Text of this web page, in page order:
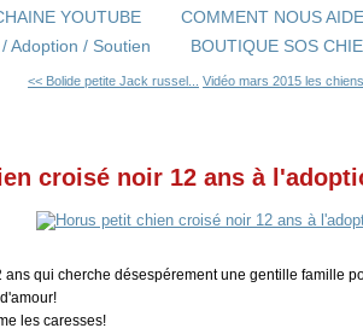
YOUTUBE COMMENT NOUS
Adoption / Soutien
BOUTIQUE SOS
<< Bolide petite Jack russel... Vidéo mars 2015 les
croisé noir 12 ans à
ans qui cherche désespérement une gentille famille
les caresses!